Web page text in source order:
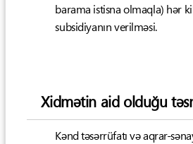
barama istisna olmaqla) hər
subsidiyanın verilməsi.
Xidmətin aid olduğu
Kənd təsərrüfatı və aqrar-